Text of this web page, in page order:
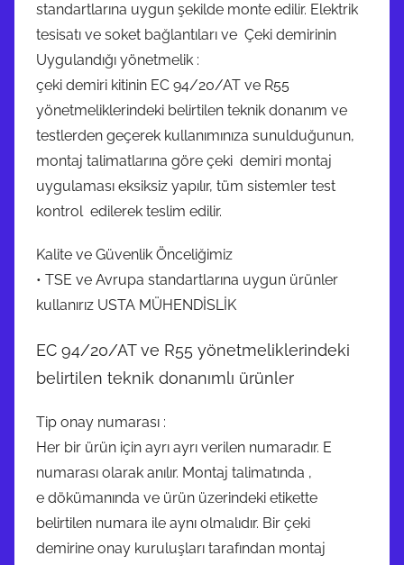
standartlarına uygun şekilde monte edilir. Elektrik
tesisatı ve soket bağlantıları ve Çeki demirinin
Uygulandığı yönetmelik :
çeki demiri kitinin EC 94/20/AT ve R55
yönetmeliklerindeki belirtilen teknik donanım ve
testlerden geçerek kullanımınıza sunulduğunun,
montaj talimatlarına göre çeki demiri montaj
uygulaması eksiksiz yapılır, tüm sistemler test
kontrol edilerek teslim edilir.
Kalite ve Güvenlik Önceliğimiz
• TSE ve Avrupa standartlarına uygun ürünler
kullanırız USTA MÜHENDİSLİK
EC 94/20/AT ve R55 yönetmeliklerindeki
belirtilen teknik donanımlı ürünler
Tip onay numarası :
Her bir ürün için ayrı ayrı verilen numaradır. E
numarası olarak anılır. Montaj talimatında ,
e dökümanında ve ürün üzerindeki etikette
belirtilen numara ile aynı olmalıdır. Bir çeki
demirine onay kuruluşları tarafından montaj